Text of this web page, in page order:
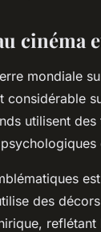
cinéma
mondiale
utilisent
des